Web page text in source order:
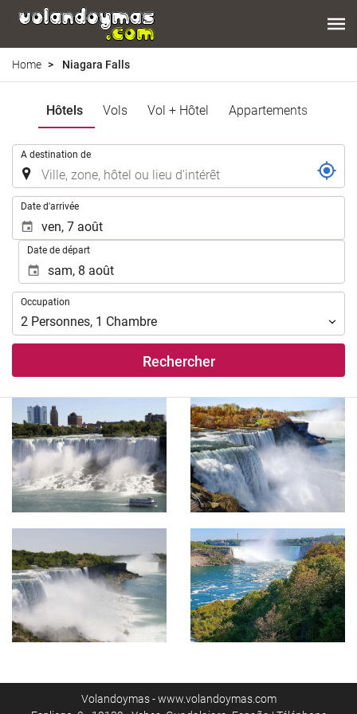
Home Niagara Falls
Hôtels Vols Vol + Hôtel Appartements
A destination de
Date d'arrivée
Date de départ
Occupation
Occupation
2 Personnes, 1 Chambre
Rechercher
Volandoymas - www.volandoymas.com